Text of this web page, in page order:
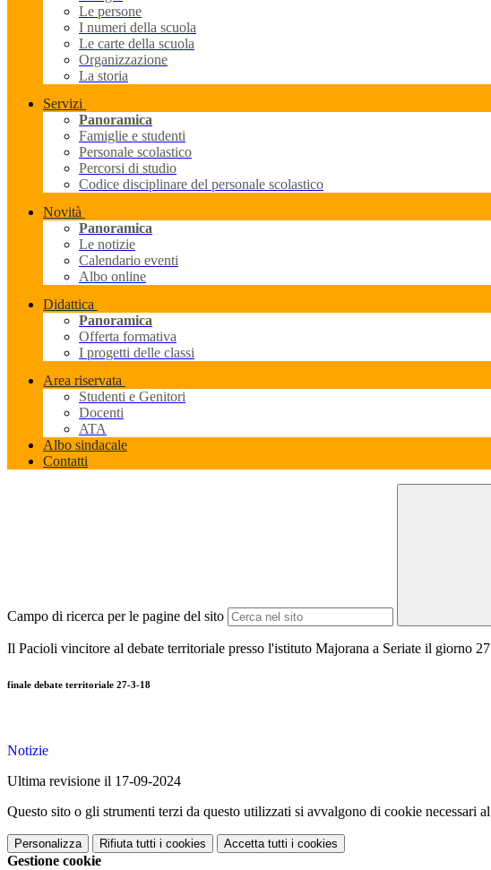
Le persone
I numeri della scuola
Le carte della scuola
Organizzazione
La storia
Servizi
Panoramica
Famiglie e studenti
Personale scolastico
Percorsi di studio
Codice disciplinare del personale scolastico
Novità
Panoramica
Le notizie
Calendario eventi
Albo online
Didattica
Panoramica
Offerta formativa
I progetti delle classi
Area riservata
Studenti e Genitori
Docenti
ATA
Albo sindacale
Contatti
Campo di ricerca per le pagine del sito
Il Pacioli vincitore al debate territoriale presso l'istituto Majorana a Seriate il giorno
finale debate territoriale 27-3-18
Notizie
Ultima revisione il 17-09-2024
Questo sito o gli strumenti terzi da questo utilizzati si avvalgono di cookie necessari
Personalizza Rifiuta tutti i cookies Accetta tutti i cookies
Gestione cookie